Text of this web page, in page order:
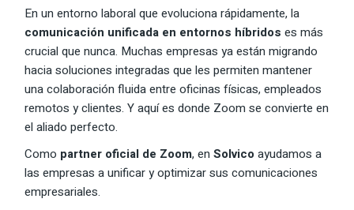
En un entorno laboral que evoluciona rápidamente, la
comunicación unificada en entornos híbridos es más
crucial que nunca. Muchas empresas ya están migrando
hacia soluciones integradas que les permiten mantener
una colaboración fluida entre oficinas físicas, empleados
remotos y clientes. Y aquí es donde Zoom se convierte en
el aliado perfecto.
Como partner oficial de Zoom, enSolvico ayudamos a
las empresas a unificar y optimizar sus comunicaciones
empresariales.